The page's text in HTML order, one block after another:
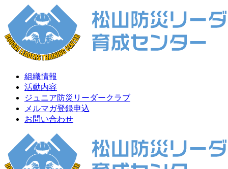
組織情報
活動内容
ジュニア防災リーダークラブ
メルマガ登録申込
お問い合わせ